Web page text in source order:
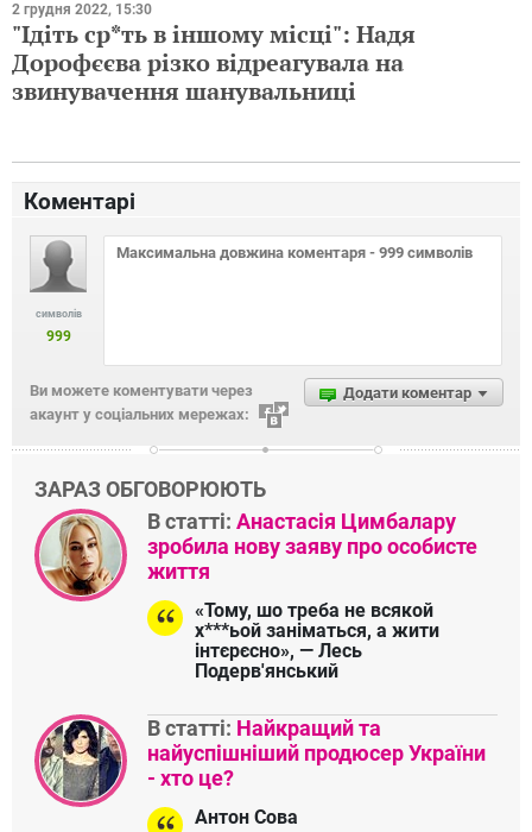
2 грудня 2022, 15:30
"Ідіть ср*ть в іншому місці": Надя
Дорофєєва різко відреагувала на
звинувачення шанувальниці
Коментарі
символів
999
Додати коментар
Ви можете коментувати через
акаунт у соціальних мережах:
ЗАРАЗ ОБГОВОРЮЮТЬ
В статті: Анастасія Цимбалару
зробила нову заяву про особисте
життя
«Тому, шо треба не всякой
х***ьой заніматься, а жити
інтєрєсно», — Лесь
Подерв'янський
В статті: Найкращий та
найуспішніший продюсер України
- хто це?
Антон Сова